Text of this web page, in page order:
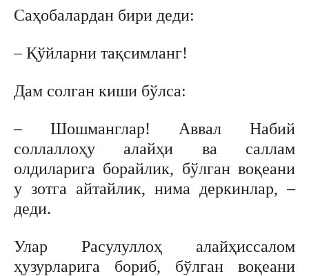
Саҳобалардан бири деди:
– Қўйларни тақсимланг!
Дам солган киши бўлса:
– Шошманглар! Аввал Набий
соллаллоҳу алайҳи ва саллам
олдиларига борайлик, бўлган воқеани
у зотга айтайлик, нима деркинлар, –
деди.
Улар Расулуллоҳ алайҳиссалом
ҳузурларига бориб, бўлган воқеани